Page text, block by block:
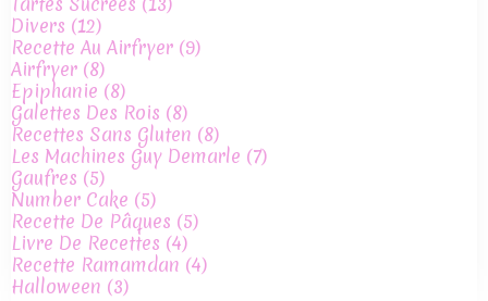
Divers (12)
Recette Au Airfryer (9)
Airfryer (8)
Epiphanie (8)
Galettes Des Rois (8)
Recettes Sans Gluten (8)
Les Machines Guy Demarle (7)
Gaufres (5)
Number Cake (5)
Recette De Pâques (5)
Livre De Recettes (4)
Recette Ramamdan (4)
Halloween (3)